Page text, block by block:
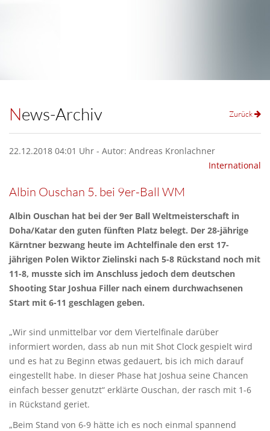
News-Archiv Zurück
22.12.2018 04:01 Uhr - Autor: Andreas Kronlachner
International
Albin Ouschan 5. bei 9er-Ball WM
Albin Ouschan hat bei der 9er Ball Weltmeisterschaft in
Doha/Katar den guten fünften Platz belegt. Der 28-jährige
Kärntner bezwang heute im Achtelfinale den erst 17-
jährigen Polen Wiktor Zielinski nach 5-8 Rückstand noch mit
11-8, musste sich im Anschluss jedoch dem deutschen
Shooting Star Joshua Filler nach einem durchwachsenen
Start mit 6-11 geschlagen geben.
„Wir sind unmittelbar vor dem Viertelfinale darüber
informiert worden, dass ab nun mit Shot Clock gespielt wird
und es hat zu Beginn etwas gedauert, bis ich mich darauf
eingestellt habe. In dieser Phase hat Joshua seine Chancen
einfach besser genutzt“ erklärte Ouschan, der rasch mit 1-6
in Rückstand geriet.
„Beim Stand von 6-9 hätte ich es noch einmal spannend